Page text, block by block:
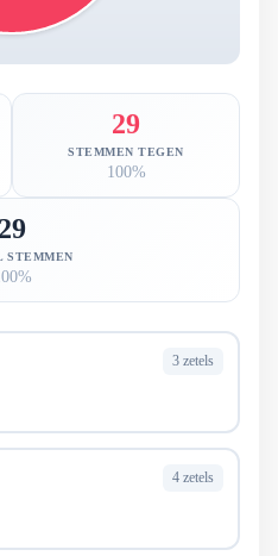
29
STEMMEN TEGEN
100%
29
STEMMEN
3 zetels
4 zetels